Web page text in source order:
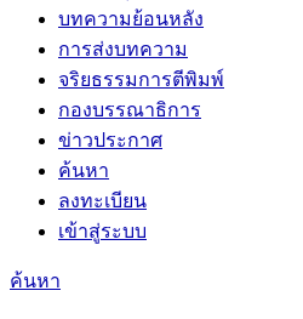
บทความย้อนหลัง
การส่งบทความ
จริยธรรมการตีพิมพ์
กองบรรณาธิการ
ข่าวประกาศ
ค้นหา
ลงทะเบียน
เข้าสู่ระบบ
ค้นหา